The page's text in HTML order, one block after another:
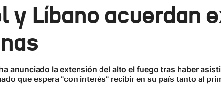
y Líbano acuerdan
anunciado la extensión del alto el fuego tras haber
que espera "con interés" recibir en su país tanto al